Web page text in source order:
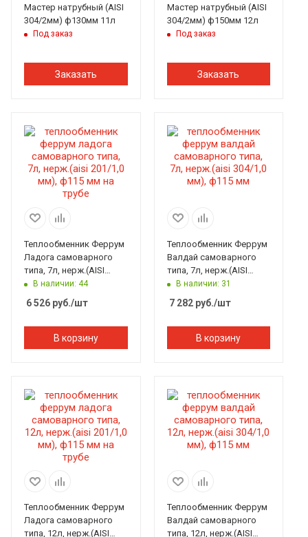
Мастер натрубный (AISI
304/2мм) ф130мм 11л
Под заказ
Заказать
Мастер натрубный (AISI
304/2мм) ф150мм 12л
Под заказ
Заказать
Теплообменник Феррум
Ладога самоварного
типа, 7л, нерж.(AISI
201/1,0 мм), ф115 мм на
В наличии: 44
6 526 руб./шт
В корзину
Теплообменник Феррум
Валдай самоварного
типа, 7л, нерж.(AISI
304/1,0 мм), ф115 мм
В наличии: 31
7 282руб./шт
В корзину
Теплообменник Феррум
Ладога самоварного
типа, 12л, нерж.(AISI
Теплообменник Феррум
Валдай самоварного
типа, 12л, нерж.(AISI